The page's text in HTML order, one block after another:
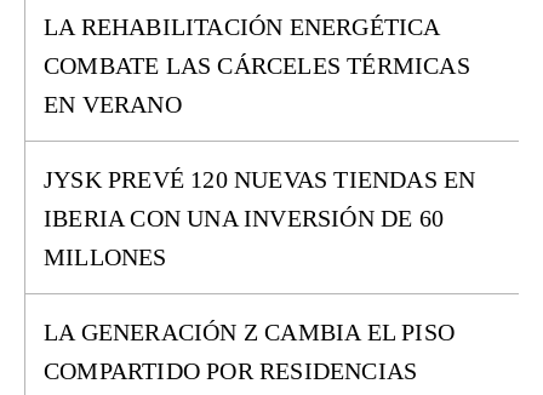
LA REHABILITACIÓN ENERGÉTICA
COMBATE LAS CÁRCELES TÉRMICAS
EN VERANO
JYSK PREVÉ 120 NUEVAS TIENDAS EN
IBERIA CON UNA INVERSIÓN DE 60
MILLONES
LA GENERACIÓN Z CAMBIA EL PISO
COMPARTIDO POR RESIDENCIAS